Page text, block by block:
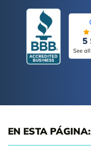
See all
EN ESTA PÁGINA: